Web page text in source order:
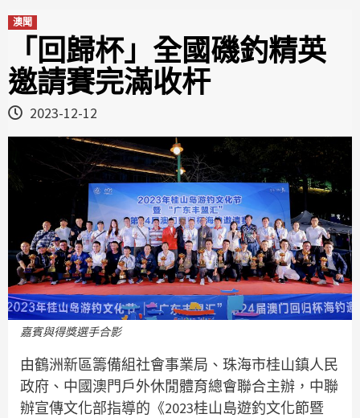
澳聞
「回歸杯」全國磯釣精英
邀請賽完滿收杆
2023-12-12
嘉賓與得獎選手合影
由鶴洲新區籌備組社會事業局、珠海市桂山鎮人民
政府、中國澳門戶外休閒體育總會聯合主辦，中聯
辦宣傳文化部指導的《2023桂山島遊釣文化節暨